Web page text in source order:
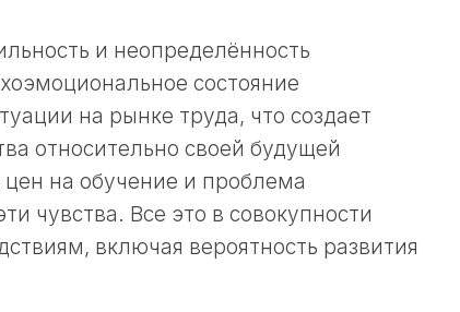
и неопределённость
состояние
на рынке труда, что создает
относительно своей будущей
на обучение и проблема
чувства. Все это в совокупности
включая вероятность развития